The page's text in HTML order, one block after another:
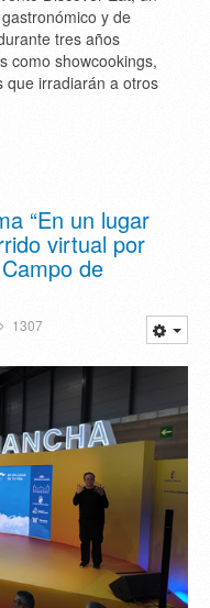
y de
tres años
como showcookings,
que irradiarán a otros
“En un lugar
virtual por
de
1307